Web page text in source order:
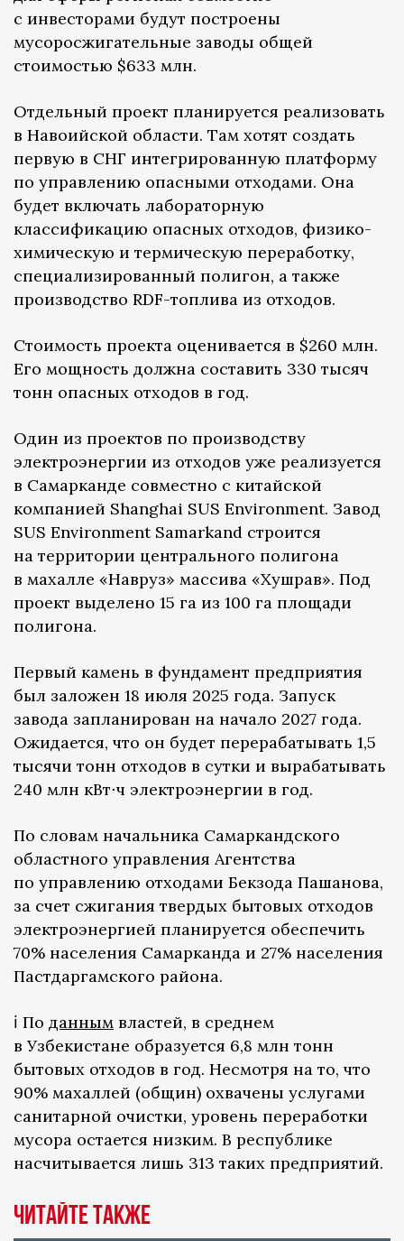
с инвесторами будут построены
мусоросжигательные заводы общей
стоимостью $633 млн.
Отдельный проект планируется реализовать
в Навоийской области. Там хотят создать
первую в СНГ интегрированную платформу
по управлению опасными отходами. Она
будет включать лабораторную
классификацию опасных отходов, физико-
химическую и термическую переработку,
специализированный полигон, а также
производство RDF-топлива из отходов.
Стоимость проекта оценивается в $260 млн.
Его мощность должна составить 330 тысяч
тонн опасных отходов в год.
Один из проектов по производству
электроэнергии из отходов уже реализуется
в Самарканде совместно с китайской
компанией Shanghai SUS Environment. Завод
SUS Environment Samarkand строится
на территории центрального полигона
в махалле «Навруз» массива «Хушрав». Под
проект выделено 15 га из 100 га площади
полигона.
Первый камень в фундамент предприятия
был заложен 18 июля 2025 года. Запуск
завода запланирован на начало 2027 года.
Ожидается, что он будет перерабатывать 1,5
тысячи тонн отходов в сутки и вырабатывать
240 млн кВт⋅ч электроэнергии в год.
По словам начальника Самаркандского
областного управления Агентства
по управлению отходами Бекзода Пашанова,
за счет сжигания твердых бытовых отходов
электроэнергией планируется обеспечить
70% населения Самарканда и 27% населения
Пастдаргамского района.
ℹ️ По данным властей, в среднем
в Узбекистане образуется 6,8 млн тонн
бытовых отходов в год. Несмотря на то, что
90% махаллей (общин) охвачены услугами
санитарной очистки, уровень переработки
мусора остается низким. В республике
насчитывается лишь 313 таких предприятий.
Читайте также